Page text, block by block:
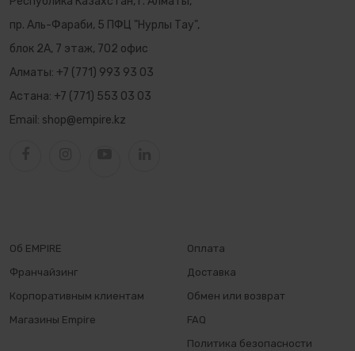
пр. Аль-Фараби, 5 ПФЦ "Нурлы Тау",
блок 2А, 7 этаж, 702 офис
Алматы: +7 (771) 993 93 03
Астана: +7 (771) 553 03 03
Email: shop@empire.kz
Об EMPIRE
Франчайзинг
Корпоративным клиентам
Магазины Empire
Оплата
Доставка
Обмен или возврат
FAQ
Политика безопасности